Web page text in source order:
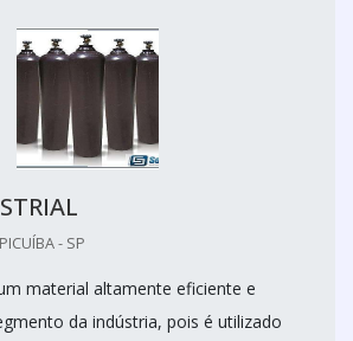
- SP
material altamente eficiente e
da indústria, pois é utilizado